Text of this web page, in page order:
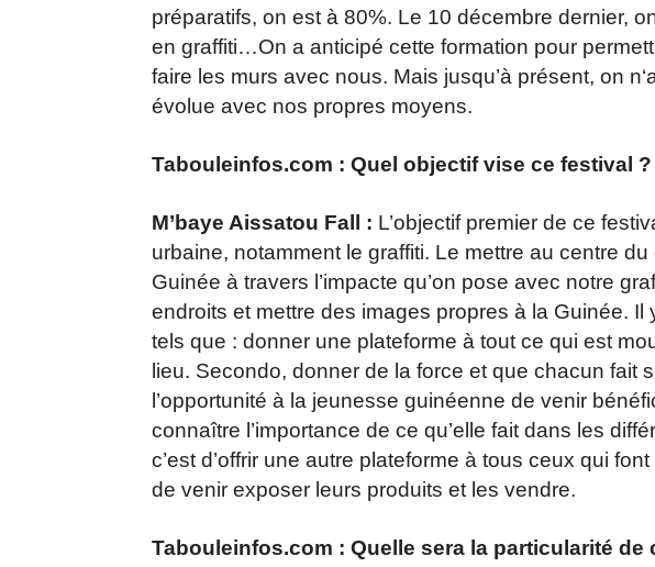
préparatifs, on est à 80%. Le 10 décembre dernier,
en graffiti…On a anticipé cette formation pour
faire les murs avec nous. Mais jusqu’à présent, on
évolue avec nos propres moyens.
Tabouleinfos.com : Quel objectif vise ce festival ?
M’baye Aissatou Fall : L’objectif premier de ce
urbaine, notamment le graffiti. Le mettre au centre
Guinée à travers l’impacte qu’on pose avec notre
endroits et mettre des images propres à la Guinée. Il
tels que : donner une plateforme à tout ce qui est
lieu. Secondo, donner de la force et que chacun fait
l’opportunité à la jeunesse guinéenne de venir
connaître l’importance de ce qu’elle fait dans les
c’est d’offrir une autre plateforme à tous ceux qui
de venir exposer leurs produits et les vendre.
Tabouleinfos.com : Quelle sera la particularité de